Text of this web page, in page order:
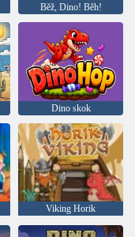
Běž, Dino! Běh!
Dino skok
Viking Horik